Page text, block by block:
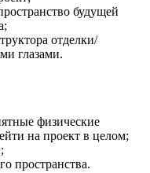
будущей
отделки/
глазами.
физические
на проект в целом;
пространства.